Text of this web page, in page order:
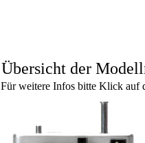
Übersicht der
Für weitere Infos bitte Klick auf